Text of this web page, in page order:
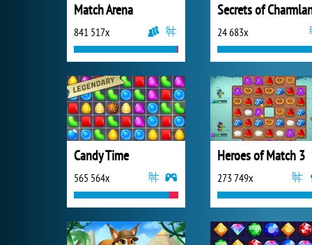
Match Arena
841 517x
Secrets of
24 683x
Candy Time
565 564x
Heroes of Match 3
273 749x